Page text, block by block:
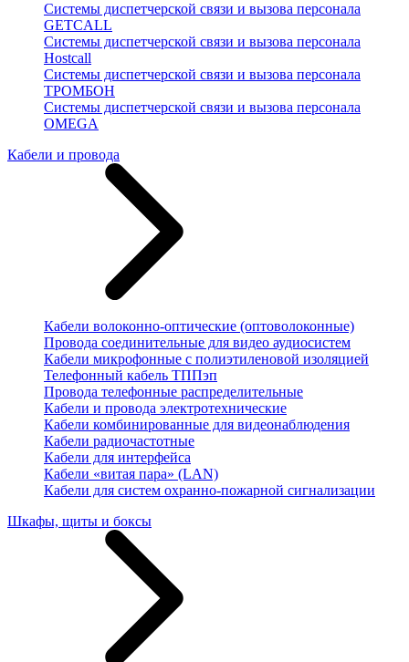
Системы диспетчерской связи и вызова персонала
GETCALL
Системы диспетчерской связи и вызова персонала
Hostcall
Системы диспетчерской связи и вызова персонала
ТРОМБОН
Системы диспетчерской связи и вызова персонала
OMEGA
Кабели и провода
Кабели волоконно-оптические (оптоволоконные)
Провода соединительные для видео аудиосистем
Кабели микрофонные с полиэтиленовой изоляцией
Телефонный кабель ТППэп
Провода телефонные распределительные
Кабели и провода электротехнические
Кабели комбинированные для видеонаблюдения
Кабели радиочастотные
Кабели для интерфейса
Кабели «витая пара» (LAN)
Кабели для систем охранно-пожарной сигнализации
Шкафы, щиты и боксы